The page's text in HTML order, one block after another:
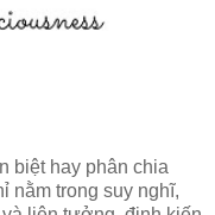
biệt hay phân chia
nằm trong suy nghĩ,